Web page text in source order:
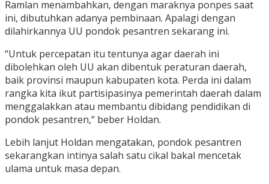
Ramlan menambahkan, dengan maraknya ponpes saat
ini, dibutuhkan adanya pembinaan. Apalagi dengan
dilahirkannya UU pondok pesantren sekarang ini.
“Untuk percepatan itu tentunya agar daerah ini
dibolehkan oleh UU akan dibentuk peraturan daerah,
baik provinsi maupun kabupaten kota. Perda ini dalam
rangka kita ikut partisipasinya pemerintah daerah dalam
menggalakkan atau membantu dibidang pendidikan di
pondok pesantren,“ beber Holdan.
Lebih lanjut Holdan mengatakan, pondok pesantren
sekarangkan intinya salah satu cikal bakal mencetak
ulama untuk masa depan.